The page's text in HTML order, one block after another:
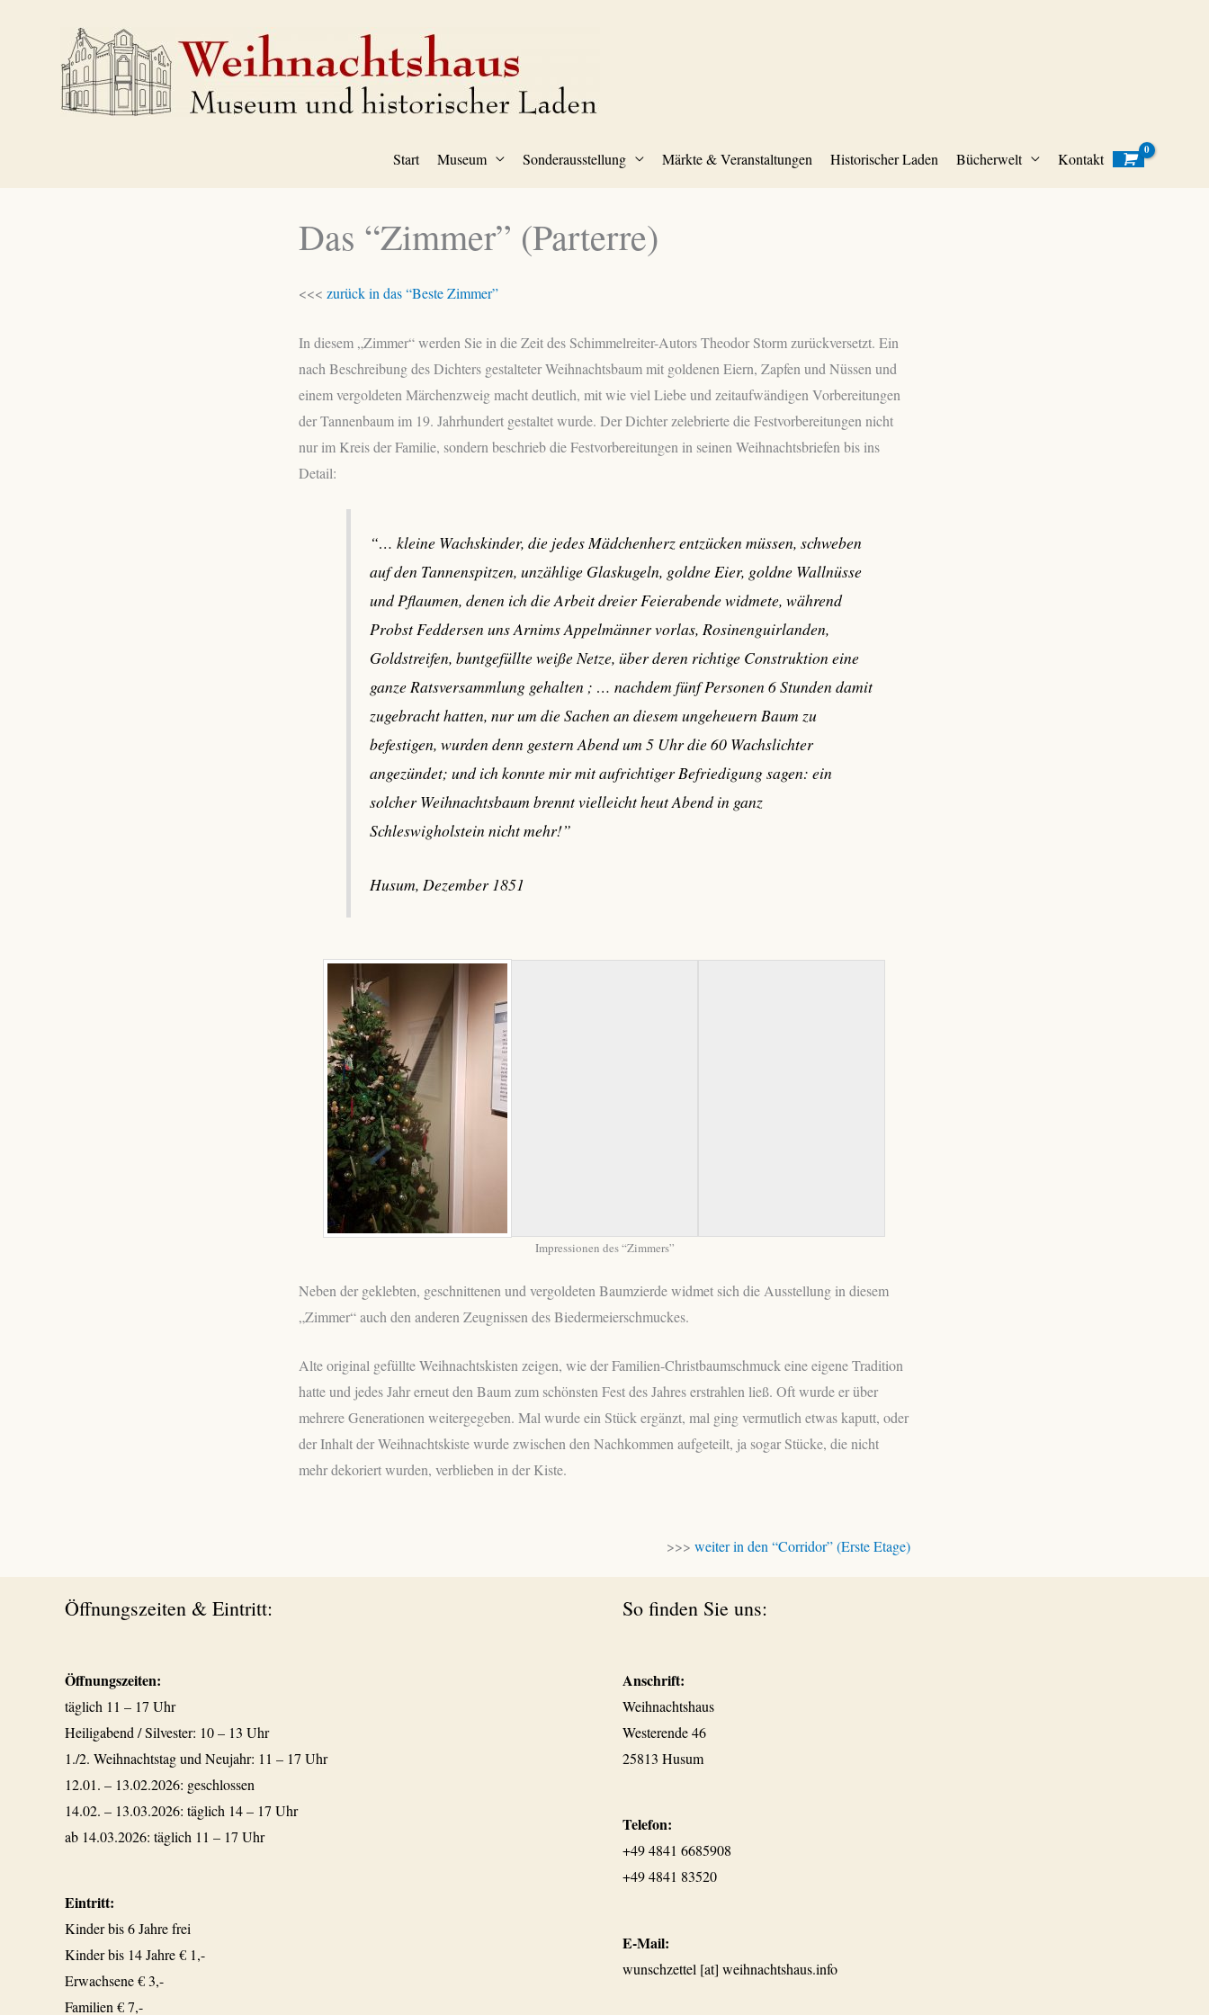
Start Museum Sonderausstellung Märkte & Veranstaltungen Historischer Laden Bücherwelt Kontakt
Das “Zimmer” (Parterre)
<<< zurück in das “Beste Zimmer”
In diesem „Zimmer“ werden Sie in die Zeit des Schimmelreiter-Autors Theodor Storm zurückversetzt. Ein
nach Beschreibung des Dichters gestalteter Weihnachtsbaum mit goldenen Eiern, Zapfen und Nüssen und
einem vergoldeten Märchenzweig macht deutlich, mit wie viel Liebe und zeitaufwändigen Vorbereitungen
der Tannenbaum im 19. Jahrhundert gestaltet wurde. Der Dichter zelebrierte die Festvorbereitungen nicht
nur im Kreis der Familie, sondern beschrieb die Festvorbereitungen in seinen Weihnachtsbriefen bis ins
Detail:
“… kleine Wachskinder, die jedes Mädchenherz entzücken müssen, schweben
auf den Tannenspitzen, unzählige Glaskugeln, goldne Eier, goldne Wallnüsse
und Pflaumen, denen ich die Arbeit dreier Feierabende widmete, während
Probst Feddersen uns Arnims Appelmänner vorlas, Rosinenguirlanden,
Goldstreifen, buntgefüllte weiße Netze, über deren richtige Construktion eine
ganze Ratsversammlung gehalten ; … nachdem fünf Personen 6 Stunden damit
zugebracht hatten, nur um die Sachen an diesem ungeheuern Baum zu
befestigen, wurden denn gestern Abend um 5 Uhr die 60 Wachslichter
angezündet; und ich konnte mir mit aufrichtiger Befriedigung sagen: ein
solcher Weihnachtsbaum brennt vielleicht heut Abend in ganz
Schleswigholstein nicht mehr!”
Husum, Dezember 1851
Impressionen des “Zimmers”
Neben der geklebten, geschnittenen und vergoldeten Baumzierde widmet sich die Ausstellung in diesem
„Zimmer“ auch den anderen Zeugnissen des Biedermeierschmuckes.
Alte original gefüllte Weihnachtskisten zeigen, wie der Familien-Christbaumschmuck eine eigene Tradition
hatte und jedes Jahr erneut den Baum zum schönsten Fest des Jahres erstrahlen ließ. Oft wurde er über
mehrere Generationen weitergegeben. Mal wurde ein Stück ergänzt, mal ging vermutlich etwas kaputt, oder
der Inhalt der Weihnachtskiste wurde zwischen den Nachkommen aufgeteilt, ja sogar Stücke, die nicht
mehr dekoriert wurden, verblieben in der Kiste.
>>> weiter in den “Corridor” (Erste Etage)
Öffnungszeiten & Eintritt:
Öffnungszeiten:
täglich 11 – 17 Uhr
Heiligabend / Silvester: 10 – 13 Uhr
1./2. Weihnachtstag und Neujahr: 11 – 17 Uhr
12.01. – 13.02.2026: geschlossen
14.02. – 13.03.2026: täglich 14 – 17 Uhr
ab 14.03.2026: täglich 11 – 17 Uhr
Eintritt:
Kinder bis 6 Jahre frei
Kinder bis 14 Jahre € 1,-
Erwachsene € 3,-
Familien € 7,-
So finden Sie uns:
Anschrift:
Weihnachtshaus
Westerende 46
25813 Husum
Telefon:
+49 4841 6685908
+49 4841 83520
E-Mail:
wunschzettel [at] weihnachtshaus.info